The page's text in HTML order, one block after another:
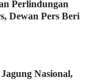
Perlindungan
Dewan Pers Beri
Nasional,